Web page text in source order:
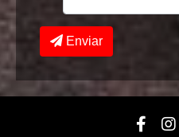
Enviar